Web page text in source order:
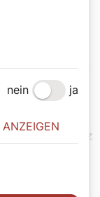
Hakala).
der
mit dem
verliebt sich in
steigert
bekannt. Als
einen Tanz
willigt
Preis: den
nein ja